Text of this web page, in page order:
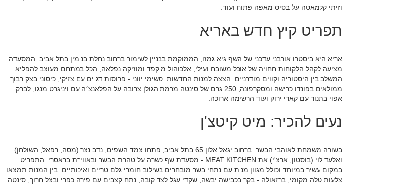
וזיתי קלמאטה על בסיס מאפה פתוח ועוד.
תפריט קיץ חדש באריא
אריא היא ביסטרו אורבני עדכני של השף גיא גמזו, הממוקמת בבניין לשימור ברחוב נחלת בנימין בתל אביב. המסעדה
מציעה לקהל הלקוחות חחויה של אוכל משובח ועילי, אלכוהול מוקפד ומוזיקה נפלאה, הכל במתחם מעוצב להפליא
המשלב בין היסטוריה וקווים מודרניים. הצצה למנות החדשות: סשימי יווני - פרוסות דג ים עם צזיקי; כיסוני בצק רבוך
ממולאים בפונדו כרישה ומסקרפונה; 250 גרם של סינטה מרמת הגולן צרובה על הפלאנצ׳ה עם ויניגרט מנגו; לברק
אפוי בתנור עם קארי ירוק ועוד הרשימה ארוכה.
נעים להכיר: מיט קיטצ'ן
בשורה משמחת לאוהבי הבשר: ברחוב יגאל אלון 65 בתל אביב, פתחו צמד השפים, נדב נצר (מסה, רפאל, השולחן)
ואלעד לוי (בוסטון, ארצ'י) את MEAT KITCHEN - מסעדת שף כשרה על טהרת הבשר ובאווירת בראסרי. התפריט
במקום עשיר במיוחד וכולל מגוון מנות עם נתחי בשר מובחרים בשילוב חומרי גלם טריים ואיכותיים. בין המנות תמצאו
צלעות טלה מקומי; ברזאולה - בקר בכבישה יבשה; שקדי עגל לצד קובה; נתח קצבים עם פירה כפרי ובצל חרוך; סינטה